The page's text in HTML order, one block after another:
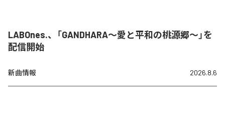
LABOnes.、「GANDHARA〜愛と平和の桃源郷〜」を
配信開始
新曲情報 2026.8.6